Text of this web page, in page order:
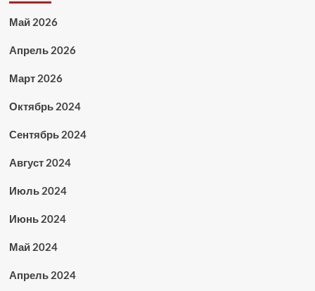
Май 2026
Апрель 2026
Март 2026
Октябрь 2024
Сентябрь 2024
Август 2024
Июль 2024
Июнь 2024
Май 2024
Апрель 2024